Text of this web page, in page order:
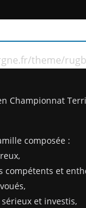
theme/
Championnat
composée :
compétents et
et investis,